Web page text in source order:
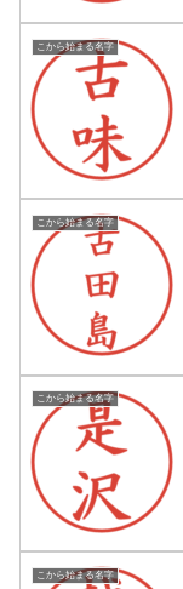
こから始まる名字
こから始まる名字
こから始まる名字
こから始まる名字